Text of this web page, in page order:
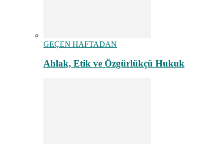
GEÇEN HAFTADAN
Ahlak, Etik ve Özgürlükçü Hukuk